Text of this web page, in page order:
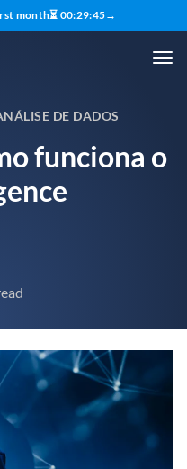
month⏳ 00:29:43→
DE DADOS
funciona o